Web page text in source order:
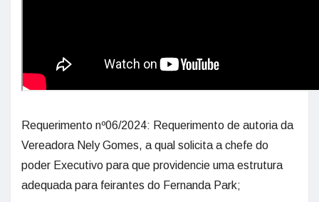
Requerimento nº06/2024: Requerimento de autoria da
Vereadora Nely Gomes, a qual solicita a chefe do
poder Executivo para que providencie uma estrutura
adequada para feirantes do Fernanda Park;